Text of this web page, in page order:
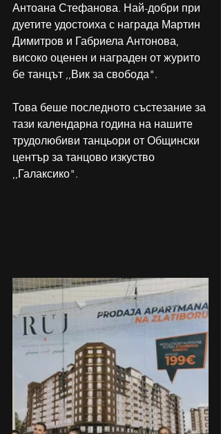
Антоана Стефанова. Най-добри при
дуетите удостоиха с награда Мартин
Димитров и Габриела Антонова,
високо оценен и награден от журито
бе танцът ,,Вик за свобода".
Това беше последното състезание за
тази календарна година на нашите
трудолюбиви танцьори от Общински
център за танцово изкуство
,,Галаксико".